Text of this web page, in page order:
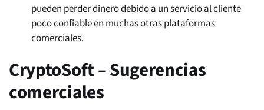
pueden perder dinero debido a un servicio al cliente
poco confiable en muchas otras plataformas
comerciales.
CryptoSoft – Sugerencias
comerciales